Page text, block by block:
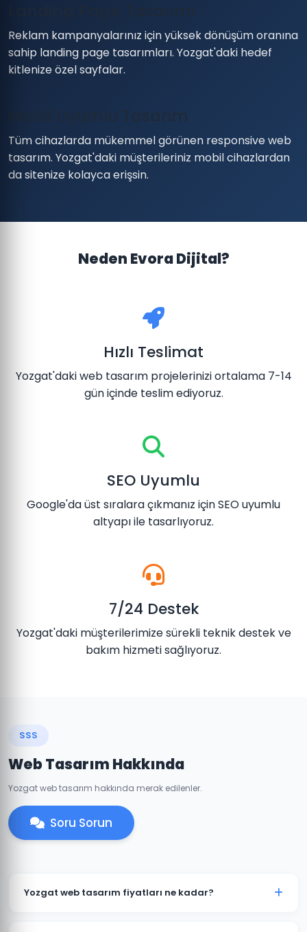
Reklam kampanyalarınız için yüksek dönüşüm oranına
sahip landing page tasarımları. Yozgat'daki hedef
kitlenize özel sayfalar.
Mobil Uyumlu Tasarım
Tüm cihazlarda mükemmel görünen responsive web
tasarım. Yozgat'daki müşterileriniz mobil cihazlardan
da sitenize kolayca erişsin.
Neden Evora Dijital?
Hızlı Teslimat
Yozgat'daki web tasarım projelerinizi ortalama 7-14
gün içinde teslim ediyoruz.
SEO Uyumlu
Google'da üst sıralara çıkmanız için SEO uyumlu
altyapı ile tasarlıyoruz.
7/24 Destek
Yozgat'daki müşterilerimize sürekli teknik destek ve
bakım hizmeti sağlıyoruz.
SSS
Web Tasarım Hakkında
Yozgat web tasarım hakkında merak edilenler.
Soru Sorun
Yozgat web tasarım fiyatları ne kadar?